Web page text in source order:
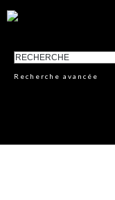
Recherche avancée